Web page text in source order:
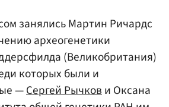
занялись Мартин Ричардс
археогенетики
(Великобритания)
которых были и
—Сергей Рычкови Оксана